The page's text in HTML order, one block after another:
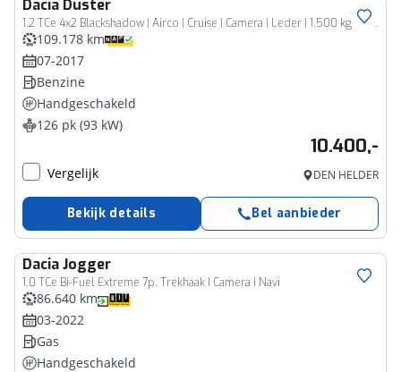
Dacia Duster
1.2 TCe 4x2 Blackshadow | Airco | Cruise | Camera | Leder | 1.500 kg trekgewicht
109.178 km
07-2017
Benzine
Handgeschakeld
126 pk (93 kW)
10.400,-
Vergelijk DEN HELDER
Bekijk details Bel aanbieder
DaciaJogger
1.0 TCe Bi-Fuel Extreme 7p. Trekhaak I Camera I Navi
86.640 km
03-2022
Gas
Handgeschakeld